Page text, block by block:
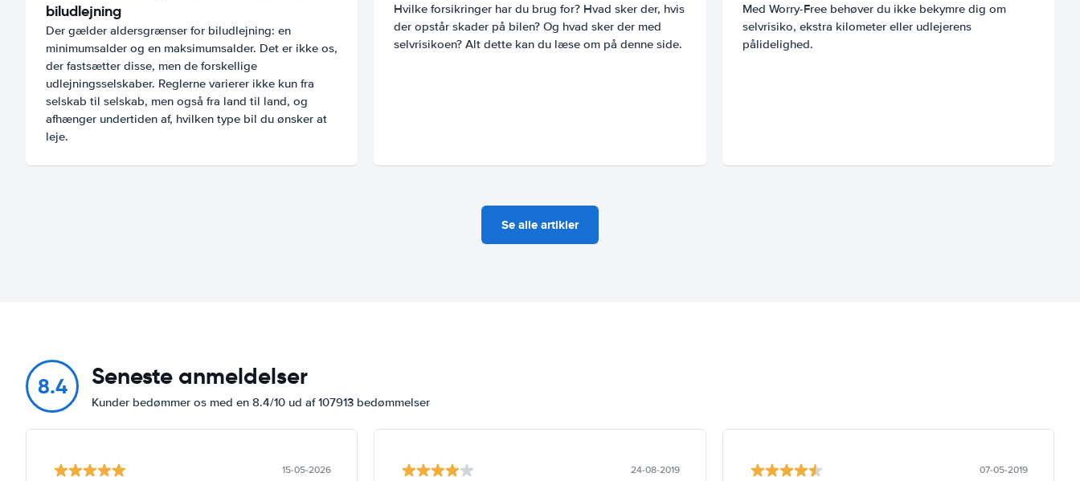
biludlejning
Der gælder aldersgrænser for biludlejning: en
minimumsalder og en maksimumsalder. Det er ikke os,
der fastsætter disse, men de forskellige
udlejningsselskaber. Reglerne varierer ikke kun fra
selskab til selskab, men også fra land til land, og
afhænger undertiden af, hvilken type bil du ønsker at
leje.
Hvilke forsikringer har du brug for? Hvad sker der, hvis
der opstår skader på bilen? Og hvad sker der med
selvrisikoen? Alt dette kan du læse om på denne side.
Med Worry-Free behøver du ikke bekymre dig om
selvrisiko, ekstra kilometer eller udlejerens
pålidelighed.
Se alle artikler
8.4 Seneste anmeldelser
Kunder bedømmer os med en 8.4/10 ud af 107913 bedømmelser
15-05-2026 24-08-2019 07-05-2019